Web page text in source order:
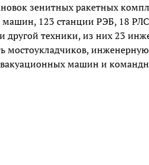
зенитных ракетных
машин, 123 станции РЭБ, 18 РЛС
другой техники, из них 23
мостоукладчиков, инженерную
машин и